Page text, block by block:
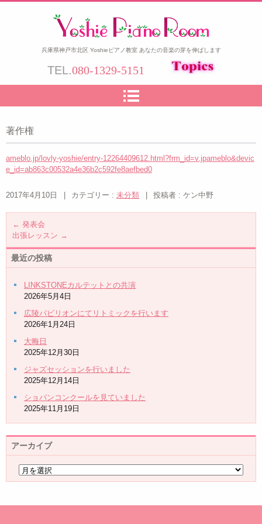
兵庫県神戸市北区 Yoshieピアノ教室 あなたの音楽の芽を伸ばします
TEL.080-1329-5151
著作権
ameblo.jp/lovly-yoshie/entry-12264409612.html?frm_id=v.jpameblo&devic
e_id=ab863c00532a4e36b2c592fe8aefbed0
2017年4月10日 カテゴリー : 未分類 投稿者 : ケン中野
← 発表会
出張レッスン →
最近の投稿
LINKSTONEカルテットとの共演
2026年5月4日
広陵パビリオンにてリトミックを行います
2026年1月24日
大晦日
2025年12月30日
ジャズセッションを行いました
2025年12月14日
ショパンコンクールを見ていました
2025年11月19日
アーカイブ